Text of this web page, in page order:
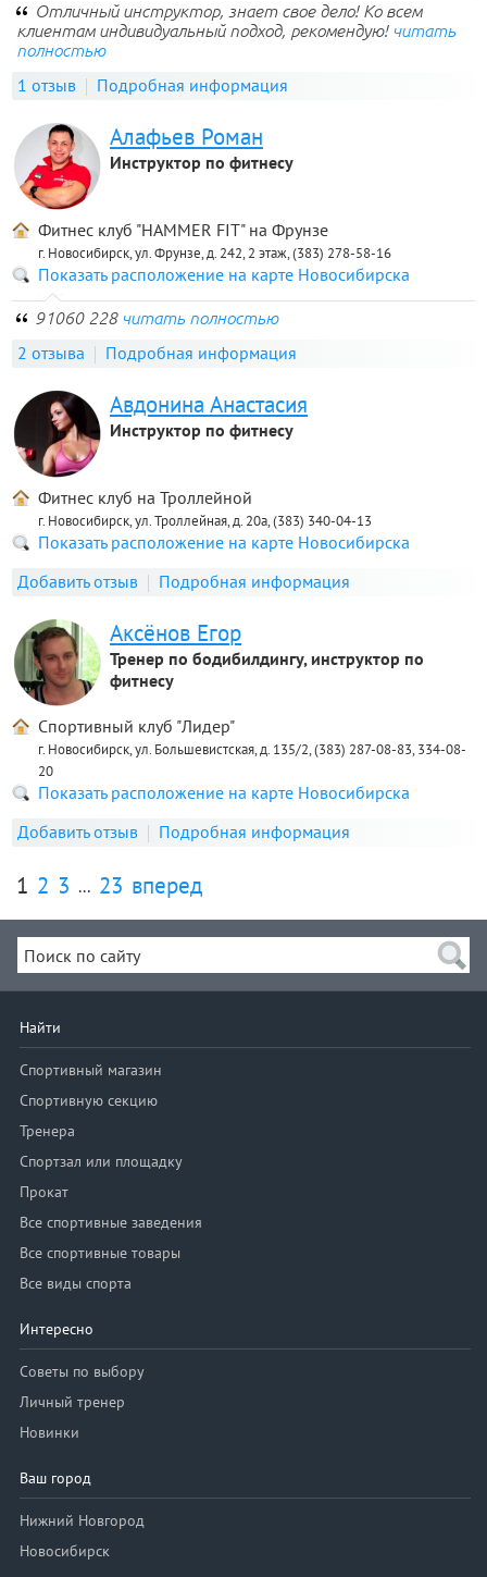
Отличный инструктор, знает свое дело! Ко всем
клиентам индивидуальный подход, рекомендую! читать
полностью
1 отзыв Подробная информация
Алафьев Роман
Инструктор по фитнесу
Фитнес клуб "HAMMER FIT" на Фрунзе
г. Новосибирск, ул. Фрунзе, д. 242, 2 этаж, (383) 278-58-16
Показать расположение на карте Новосибирска
91060 228 читать полностью
2 отзыва Подробная информация
Авдонина Анастасия
Инструктор по фитнесу
Фитнес клуб на Троллейной
г. Новосибирск, ул. Троллейная, д. 20а, (383) 340-04-13
Показать расположение на карте Новосибирска
Добавить отзыв
Подробная информация
Аксёнов Егор
Тренер по бодибилдингу, инструктор по
фитнесу
Спортивный клуб "Лидер"
г. Новосибирск, ул. Большевистская, д. 135/2, (383) 287-08-83, 334-08-
20
Показать расположение на карте Новосибирска
Добавить отзыв
Подробная информация
1 2 3 ... 23 вперед
Найти
Спортивный магазин
Спортивную секцию
Тренера
Спортзал или площадку
Прокат
Все спортивные заведения
Все спортивные товары
Все виды спорта
Интересно
Советы по выбору
Личный тренер
Новинки
Ваш город
Нижний Новгород
Новосибирск